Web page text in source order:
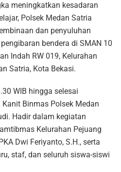
meningkatkan kesadaran
Polsek Medan Satria
dan penyuluhan
bendera di SMAN 10
Indah RW 019, Kelurahan
Satria, Kota Bekasi.
WIB hingga selesai
Binmas Polsek Medan
Hadir dalam kegiatan
Kelurahan Pejuang
Dwi Feriyanto, S.H., serta
staf, dan seluruh siswa-siswi